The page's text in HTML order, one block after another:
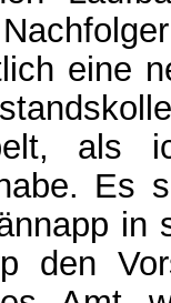
eine
als
Es
in
den